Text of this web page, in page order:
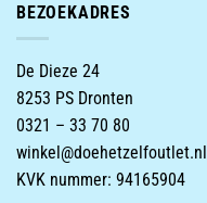
BEZOEKADRES
De Dieze 24
8253 PS Dronten
0321 – 33 70 80
winkel@doehetzelfoutlet.nl
KVK nummer: 94165904